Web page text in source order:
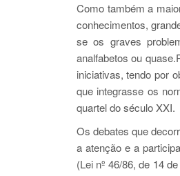
Como também a
conhecimentos,
se os graves
analfabetos ou
iniciativas, tendo por
que integrasse os
quartel do século XXI.
Os debates que
a atenção e a
(Lei nº 46/86, de 14